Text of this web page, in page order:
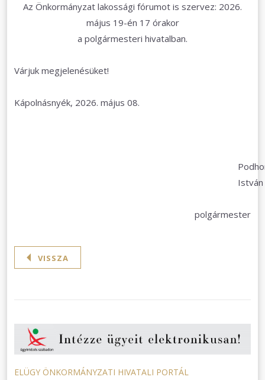
Az Önkormányzat lakossági fórumot is szervez: 2026.
május 19-én 17 órakor
a polgármesteri hivatalban.
Várjuk megjelenésüket!
Kápolnásnyék, 2026. május 08.
István
polgármester
VISSZA
ELÜGY ÖNKORMÁNYZATI HIVATALI PORTÁL